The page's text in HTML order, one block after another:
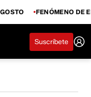
FENÓMENO DE
Suscríbete